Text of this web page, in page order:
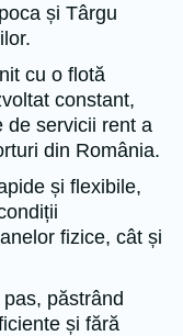
și Târgu
cu o flotă
constant,
de servicii rent a
din România.
și flexibile,
fizice, cât și
păstrând
și fără